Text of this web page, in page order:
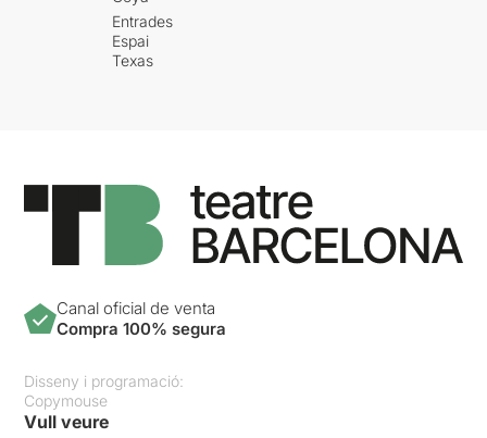
Entrades
Espai
Texas
Canal oficial de venta
Compra 100% segura
Disseny i programació:
Copymouse
Vull veure